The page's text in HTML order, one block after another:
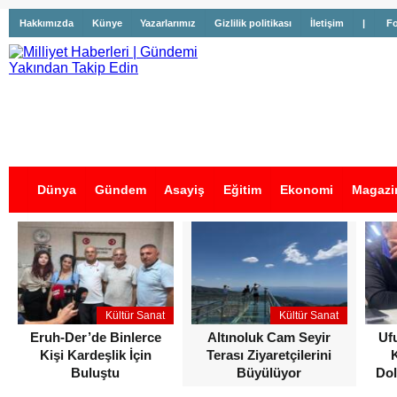
Hakkımızda Künye Yazarlarımız Gizlilik politikası İletişim |
Dünya Gündem Asayiş Eğitim Ekonomi
İş İlanları
Kültür Sanat
Eruh-Der’de Binlerce
Kişi Kardeşlik İçin
Buluştu
Kültür Sanat
Altınoluk Cam Seyir
Terası Ziyaretçilerini
Büyülüyor